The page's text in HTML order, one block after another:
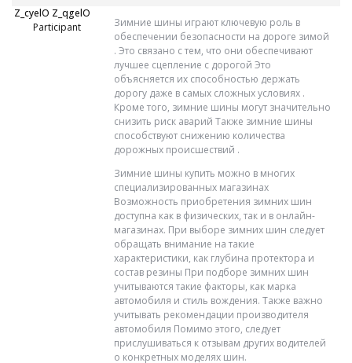
Z_cyelO Z_qgelO
Participant
Зимние шины играют ключевую роль в
обеспечении безопасности на дороге зимой
. Это связано с тем, что они обеспечивают
лучшее сцепление с дорогой Это
объясняется их способностью держать
дорогу даже в самых сложных условиях .
Кроме того, зимние шины могут значительно
снизить риск аварий Также зимние шины
способствуют снижению количества
дорожных происшествий .
Зимние шины купить можно в многих
специализированных магазинах
Возможность приобретения зимних шин
доступна как в физических, так и в онлайн-
магазинах. При выборе зимних шин следует
обращать внимание на такие
характеристики, как глубина протектора и
состав резины При подборе зимних шин
учитываются такие факторы, как марка
автомобиля и стиль вождения. Также важно
учитывать рекомендации производителя
автомобиля Помимо этого, следует
прислушиваться к отзывам других водителей
о конкретных моделях шин.